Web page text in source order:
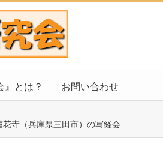
』とは？ お問い合わせ
花寺（兵庫県三田市）の写経会